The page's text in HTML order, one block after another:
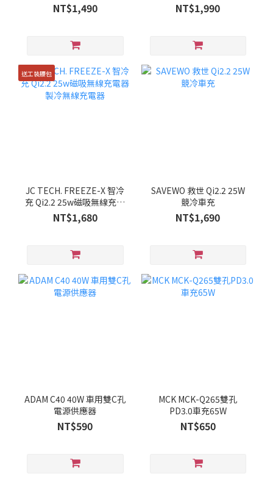
NT$1,490 NT$1,990
送工裝腰包
JC TECH. FREEZE-X 智冷
充 Qi2.2 25w磁吸無線充電
器 製冷無線充電器
NT$1,680
SAVEWO 救世 Qi2.2 25W
競冷車充
NT$1,690
ADAM C40 40W 車用雙C孔
電源供應器
NT$590
MCK MCK-Q265雙孔
PD3.0車充65W
NT$650